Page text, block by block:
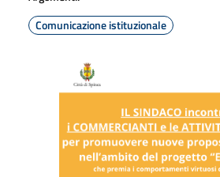
Comunicazione istituzionale